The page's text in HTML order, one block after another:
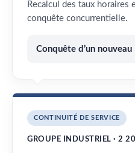
Recalcul des taux horaires
conquête concurrentielle.
Conquête d’un
CONTINUITÉ DE SERVICE
GROUPE INDUSTRIEL · 2